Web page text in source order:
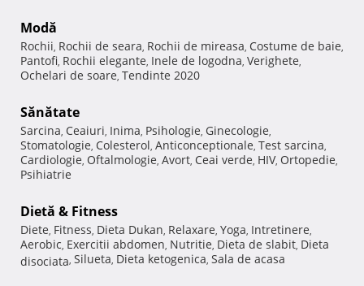
Modă
Rochii, Rochii de seara, Rochii de mireasa, Costume de baie,
Pantofi, Rochii elegante, Inele de logodna, Verighete,
Ochelari de soare, Tendinte 2020
Sănătate
Sarcina, Ceaiuri, Inima, Psihologie, Ginecologie,
Stomatologie, Colesterol, Anticonceptionale, Test sarcina,
Cardiologie, Oftalmologie, Avort, Ceai verde, HIV, Ortopedie,
Psihiatrie
Dietă & Fitness
Diete, Fitness, Dieta Dukan, Relaxare, Yoga, Intretinere,
Aerobic, Exercitii abdomen, Nutritie, Dieta de slabit, Dieta
disociata, Silueta, Dieta ketogenica, Sala de acasa